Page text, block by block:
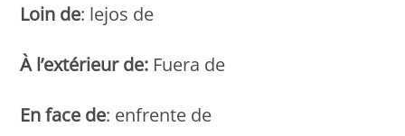
Loin de: lejos de
À l’extérieur de: Fuera de
En face de: enfrente de